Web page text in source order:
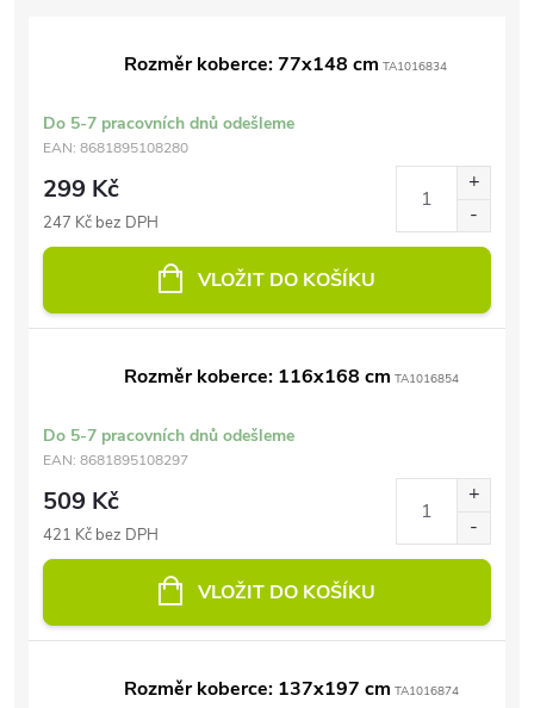
Rozměr koberce: 77x148 cm TA1016834
Do 5-7 pracovních dnů odešleme
EAN: 8681895108280
299 Kč
247 Kč bez DPH
VLOŽIT DO KOŠÍKU
Rozměr koberce: 116x168 cm TA1016854
Do 5-7 pracovních dnů odešleme
EAN: 8681895108297
509 Kč
421 Kč bez DPH
VLOŽIT DO KOŠÍKU
Rozměr koberce: 137x197 cm TA1016874